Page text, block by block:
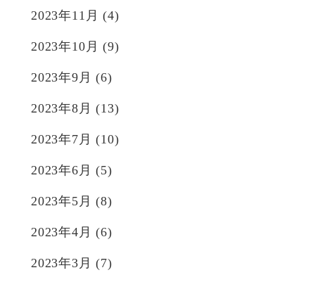
2023年11月 (4)
2023年10月 (9)
2023年9月 (6)
2023年8月 (13)
2023年7月 (10)
2023年6月 (5)
2023年5月 (8)
2023年4月 (6)
2023年3月 (7)